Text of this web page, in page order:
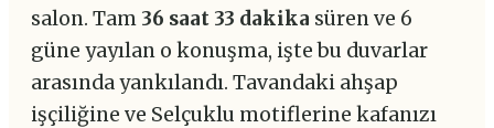
salon. Tam 36 saat 33 dakika süren ve 6
güne yayılan o konuşma, işte bu duvarlar
arasında yankılandı. Tavandaki ahşap
işçiliğine ve Selçuklu motiflerine kafanızı